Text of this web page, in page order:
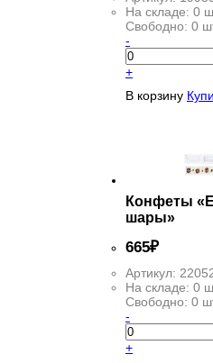
На складе: 0
Свободно: 0
-
+
В корзину
Конфеты
шары»
665₽
Артикул:
На складе: 0
Свободно: 0
-
+